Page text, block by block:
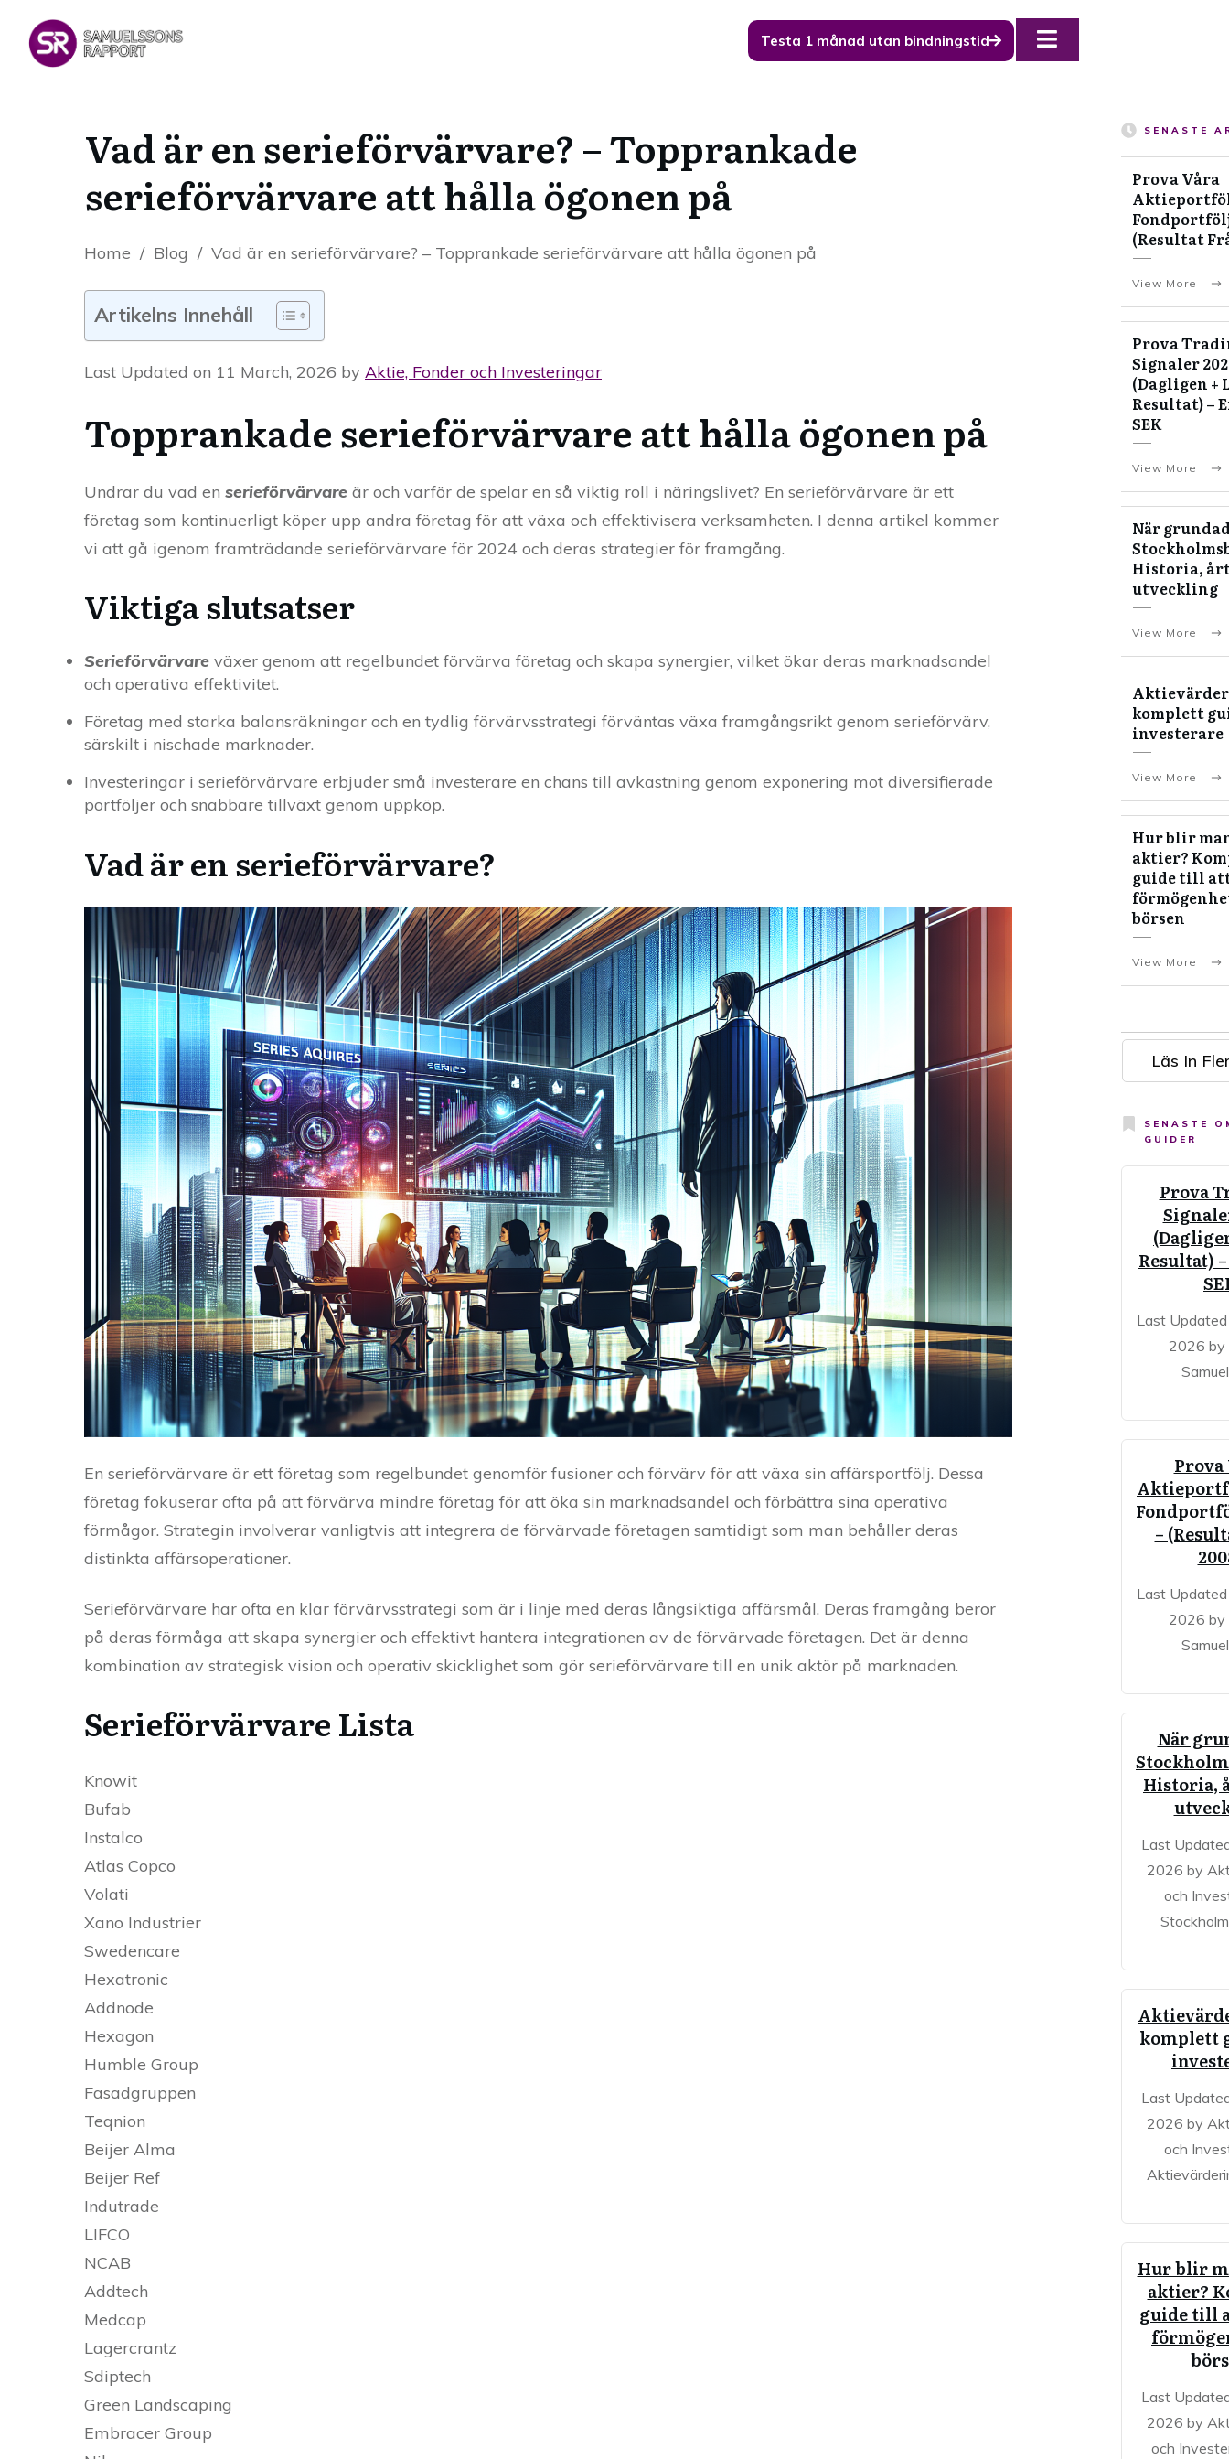
Testa 1 månad utan bindningstid
Vad är en serieförvärvare? – Topprankade
serieförvärvare att hålla ögonen på
Home / Blog / Vad är en serieförvärvare? – Topprankade serieförvärvare att hålla ögonen på
Artikelns Innehåll
Last Updated on 11 March, 2026 by Aktie, Fonder och Investeringar
Topprankade serieförvärvare att hålla ögonen på
Undrar du vad en serieförvärvare är och varför de spelar en så viktig roll i näringslivet? En serieförvärvare är ett
företag som kontinuerligt köper upp andra företag för att växa och effektivisera verksamheten. I denna artikel kommer
vi att gå igenom framträdande serieförvärvare för 2024 och deras strategier för framgång.
Viktiga slutsatser
Serieförvärvare växer genom att regelbundet förvärva företag och skapa synergier, vilket ökar deras marknadsandel
och operativa effektivitet.
Företag med starka balansräkningar och en tydlig förvärvsstrategi förväntas växa framgångsrikt genom serieförvärv,
särskilt i nischade marknader.
Investeringar i serieförvärvare erbjuder små investerare en chans till avkastning genom exponering mot diversifierade
portföljer och snabbare tillväxt genom uppköp.
Vad är en serieförvärvare?
En serieförvärvare är ett företag som regelbundet genomför fusioner och förvärv för att växa sin affärsportfölj. Dessa
företag fokuserar ofta på att förvärva mindre företag för att öka sin marknadsandel och förbättra sina operativa
förmågor. Strategin involverar vanligtvis att integrera de förvärvade företagen samtidigt som man behåller deras
distinkta affärsoperationer.
Serieförvärvare har ofta en klar förvärvsstrategi som är i linje med deras långsiktiga affärsmål. Deras framgång beror
på deras förmåga att skapa synergier och effektivt hantera integrationen av de förvärvade företagen. Det är denna
kombination av strategisk vision och operativ skicklighet som gör serieförvärvare till en unik aktör på marknaden.
Serieförvärvare Lista
Knowit
Bufab
Instalco
Atlas Copco
Volati
Xano Industrier
Swedencare
Hexatronic
Addnode
Hexagon
Humble Group
Fasadgruppen
Teqnion
Beijer Alma
Beijer Ref
Indutrade
LIFCO
NCAB
Addtech
Medcap
Lagercrantz
Sdiptech
Green Landscaping
Embracer Group
SENASTE
Prova Våra
(Resultat
View More
Prova
Signaler
(Dagligen +
Resultat) –
SEK
View More
När
Historia,
utveckling
View More
komplett
investerare
View More
Hur blir
aktier?
guide till
börsen
View More
Läs In
SENASTE
GUIDER
Prova
Resultat)
Last Updated
2026 by
Prova
–
Last Updated
2026 by
När
Historia,
Last
2026 by
och
komplett
Last
2026 by
och
Hur blir
aktier?
guide till
Last
2026 by
och